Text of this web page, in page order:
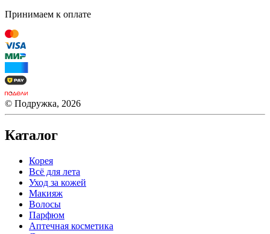
Принимаем к оплате
© Подружка, 2026
Каталог
Корея
Всё для лета
Уход за кожей
Макияж
Волосы
Парфюм
Аптечная косметика